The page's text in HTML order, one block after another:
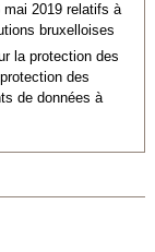
2019 relatifs à
bruxelloises
la protection des
des
de données à